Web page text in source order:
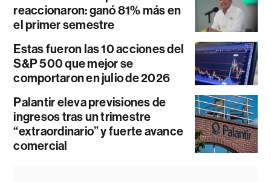
reaccionaron: ganó 81% más en
el primer semestre
Estas fueron las 10 acciones del
S&P 500 que mejor se
comportaron en julio de 2026
Palantir eleva previsiones de
ingresos tras un trimestre
“extraordinario” y fuerte avance
comercial